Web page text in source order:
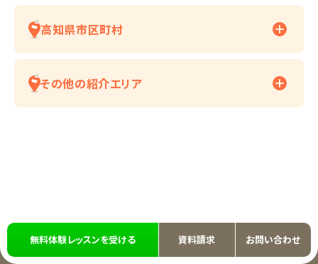
高知県市区町村
その他の紹介エリア
無料体験レッスンを受ける 資料請求 お問い合わせ